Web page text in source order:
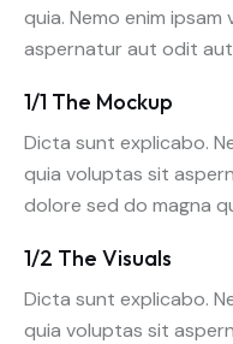
quia. Nemo enim
aspernatur aut odit
1/1 The Mockup
Dicta sunt explicabo.
quia voluptas sit
dolore sed do magna
1/2 The Visuals
Dicta sunt explicabo.
quia voluptas sit